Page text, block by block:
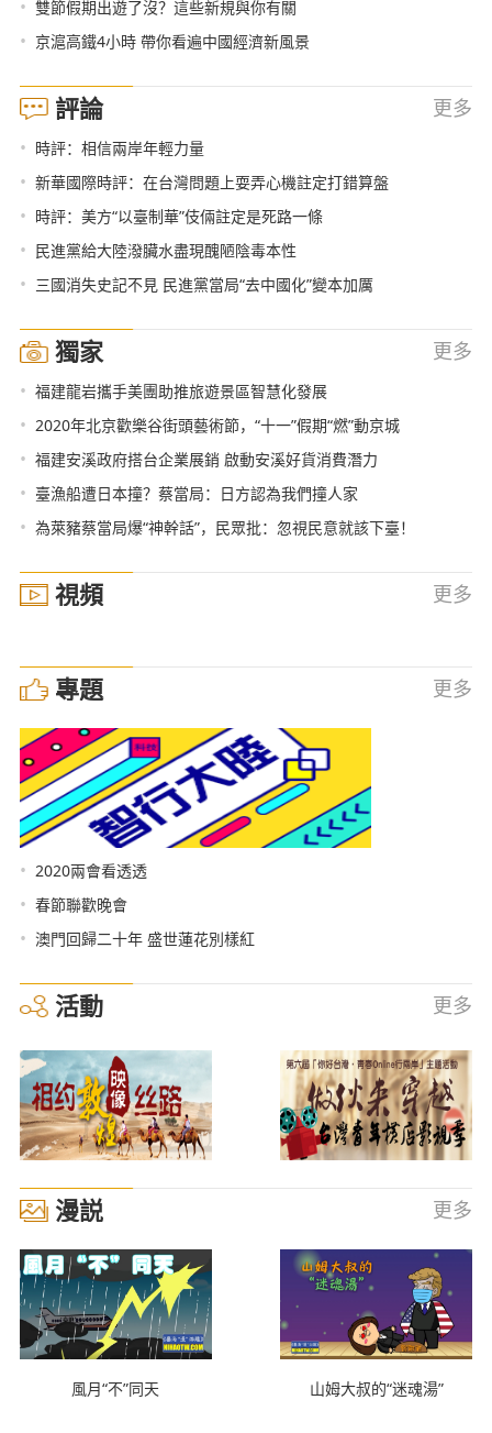
• 雙節假期出遊了沒？這些新規與你有關
• 京滬高鐵4小時 帶你看遍中國經濟新風景
評論 更多
• 時評：相信兩岸年輕力量
• 新華國際時評：在台灣問題上耍弄心機註定打錯算盤
• 時評：美方“以臺制華”伎倆註定是死路一條
• 民進黨給大陸潑臟水盡現醜陋陰毒本性
• 三國消失史記不見 民進黨當局“去中國化”變本加厲
獨家 更多
• 福建龍岩攜手美團助推旅遊景區智慧化發展
• 2020年北京歡樂谷街頭藝術節，“十一”假期“燃”動京城
• 福建安溪政府搭台企業展銷 啟動安溪好貨消費潛力
• 臺漁船遭日本撞？蔡當局：日方認為我們撞人家
• 為萊豬蔡當局爆“神幹話”，民眾批：忽視民意就該下臺！
視頻 更多
專題 更多
• 2020兩會看透透
• 春節聯歡晚會
• 澳門回歸二十年 盛世蓮花別樣紅
活動 更多
漫説 更多
風月“不”同天 山姆大叔的“迷魂湯”